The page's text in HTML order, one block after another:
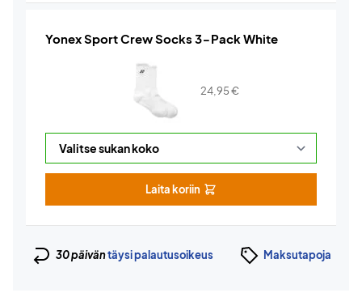
Yonex Sport Crew Socks 3-Pack White
24,95€
Laita koriin
30 päiväntäysi palautusoikeus Maksutapoja